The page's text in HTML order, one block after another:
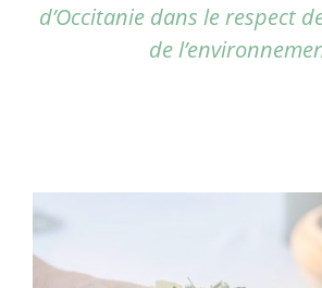
d’Occitanie dans le respect
de